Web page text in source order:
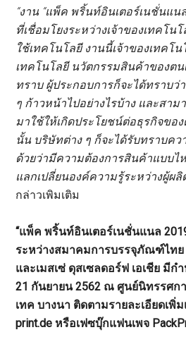
“งาน “แพ็ค พริ้นท์อินเตอร์เนชั่นแน
ที่เชื่อมโยงระหว่างเจ้าของเทคโน
ใช้เทคโนโลยี งานนี้เจ้าของเทคโ
เทคโนโลยี นวัตกรรมสินค้าของตน
ทราบ ผู้ประกอบการก็จะได้ทราบว่
ๆ ก้าวหน้าไปอย่างไรบ้าง และสา
มาใช้ให้เกิดประโยชน์ต่อธุรกิจของ
นั้น บริษัทต่าง ๆ ก็จะได้รับทราบค
ด้วยว่ามีความต้องการสินค้าแบบไ
แลกเปลี่ยนองค์ความรู้ระหว่างผู้ผ
กล่าวเพิมเติม
“แพ็ค พริ้นท์อินเตอร์เนชั่นแนล
ระหว่างสมาคมการบรรจุภัณฑ์ไท
และเมสเซ่ ดุสเซลดอร์ฟ เอเชีย มีก
21 กันยายน 2562 ณ ศูนย์นิทรรศก
เทค บางนา ติดตามรายละเอียดเพิ่
print.de หรือเฟซบุ๊กแฟนเพจ